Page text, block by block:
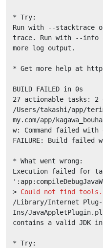
* Try:
Run with --stacktrace
trace. Run with --info
more log output.
* Get more help at
BUILD FAILED in 0s
27 actionable tasks: 2
/Users/takashi/app/
my.com/app/
w: Command failed
FAILURE: Build failed
* What went wrong:
Execution failed for
> Could not find
/Library/Internet Plug-
Ins/
contains a valid JDK
* Try: